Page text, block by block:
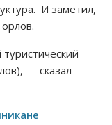
И заметил,
— сказал